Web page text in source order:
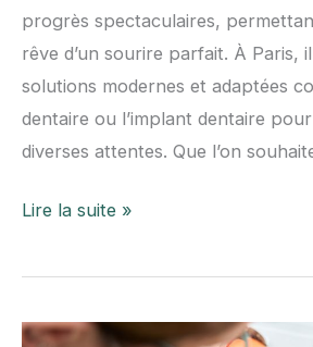
progrès spectaculaires,
rêve d’un sourire parfait. À Paris,
solutions modernes et adaptées
dentaire ou l’implant dentaire
diverses attentes. Que l’on
Retrouver
sourire
grâce
Lire la suite »